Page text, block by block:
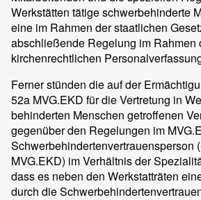
Werkstätten tätige schwerbehinderte
eine im Rahmen der staatlichen
abschließende Regelung im Rahmen
kirchenrechtlichen
Ferner stünden die auf der
52a MVG.EKD für die Vertretung in
behinderten Menschen getroffenen
gegenüber den Regelungen im
Schwerbehindertenvertrauensperson
MVG.EKD) im Verhältnis der
dass es neben den Werkstatträten
durch die